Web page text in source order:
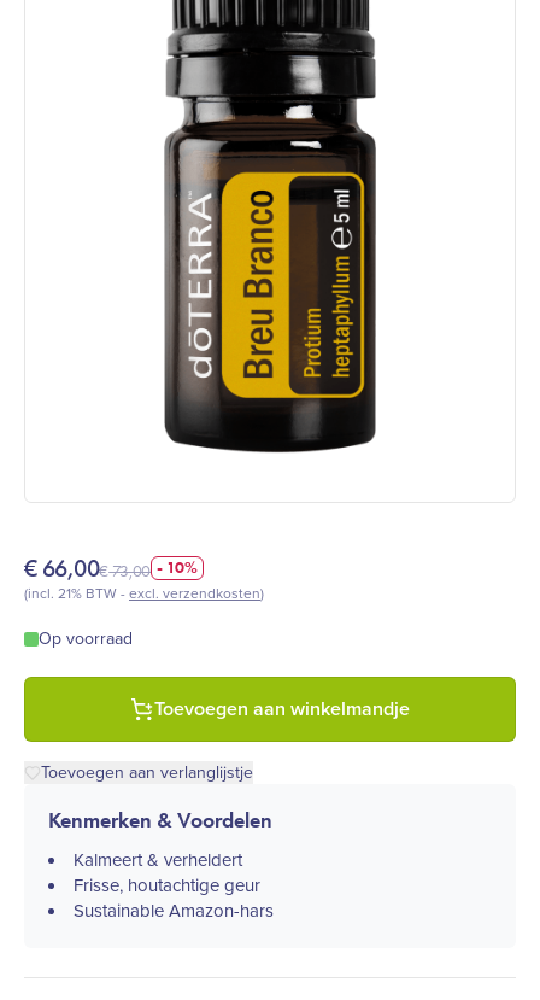
€66,00€73,00 - 10%
(incl. 21% BTW -excl. verzendkosten)
Op voorraad
Toevoegen aan winkelmandje
Toevoegen aan verlanglijstje
Kenmerken & Voordelen
Kalmeert & verheldert​
Frisse, houtachtige geur​
Sustainable Amazon-hars​